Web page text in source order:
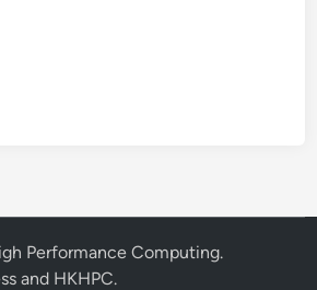
Performance Computing.
and HKHPC.